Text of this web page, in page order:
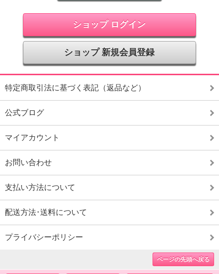
ショップ ログイン
ショップ 新規会員登録
特定商取引法に基づく表記（返品など）
公式ブログ
マイアカウント
お問い合わせ
支払い方法について
配送方法･送料について
プライバシーポリシー
ページの先頭へ戻る